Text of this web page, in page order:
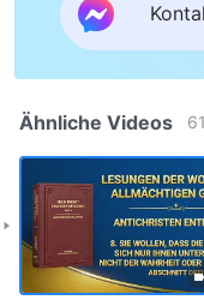
Ähnliche Videos 61